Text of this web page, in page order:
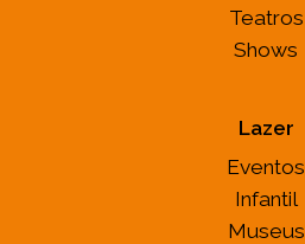
Teatros
Shows
Lazer
Eventos
Infantil
Museus